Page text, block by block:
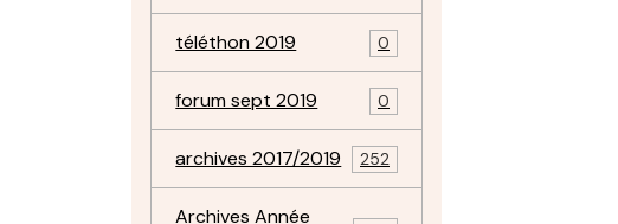
téléthon 2019 0
forum sept 2019 0
archives 2017/2019 252
Archives Année